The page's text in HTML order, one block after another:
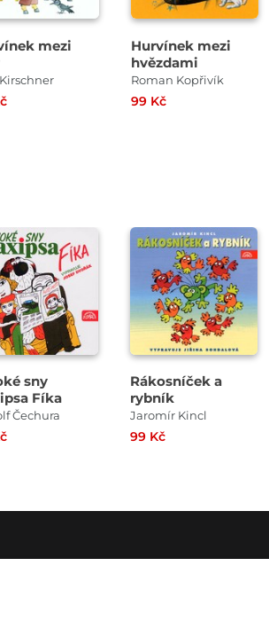
mezi
Hurvínek mezi
hvězdami
Roman Kopřivík
99 Kč
sny
Fíka
Čechura
Rákosníček a
rybník
Jaromír Kincl
99 Kč
Přehrát
ukázku